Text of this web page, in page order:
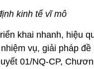
kinh tế vĩ mô
khai nhanh, hiệu
vụ, giải pháp đề
01/NQ-CP,